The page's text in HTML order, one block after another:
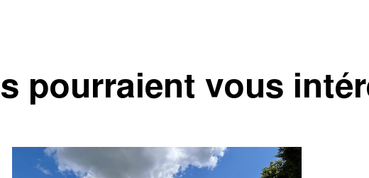
pourraient vous